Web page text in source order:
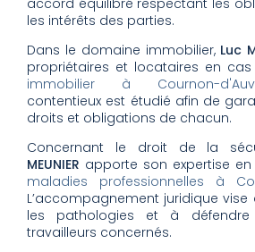
accord équilibré respectant les
les intérêts des parties.
Dans le domaine immobilier, Luc
propriétaires et locataires en
immobilier à Cournon-
contentieux est étudié afin de
droits et obligations de chacun.
Concernant le droit de la
MEUNIER apporte son expertise
maladies professionnelles à
L’accompagnement juridique
les pathologies et à
travailleurs concernés.